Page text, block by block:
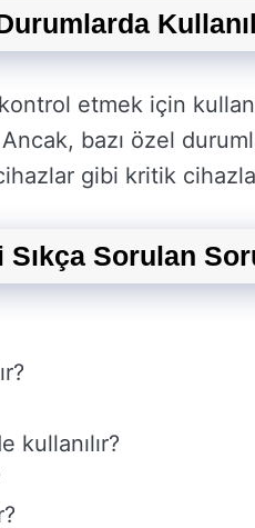
etmek için
bazı özel
gibi kritik
Sorulan
kullanılır?